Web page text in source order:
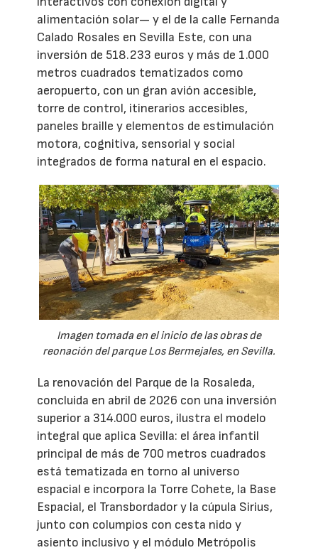
alimentación solar— y el de la calle Fernanda
Calado Rosales en Sevilla Este, con una
inversión de 518.233 euros y más de 1.000
metros cuadrados tematizados como
aeropuerto, con un gran avión accesible,
torre de control, itinerarios accesibles,
paneles braille y elementos de estimulación
motora, cognitiva, sensorial y social
integrados de forma natural en el espacio.
Imagen tomada en el inicio de las obras de
reonación del parque Los Bermejales, en Sevilla.
La renovación del Parque de la Rosaleda,
concluida en abril de 2026 con una inversión
superior a 314.000 euros, ilustra el modelo
integral que aplica Sevilla: el área infantil
principal de más de 700 metros cuadrados
está tematizada en torno al universo
espacial e incorpora la Torre Cohete, la Base
Espacial, el Transbordador y la cúpula Sirius,
junto con columpios con cesta nido y
asiento inclusivo y el módulo Metrópolis